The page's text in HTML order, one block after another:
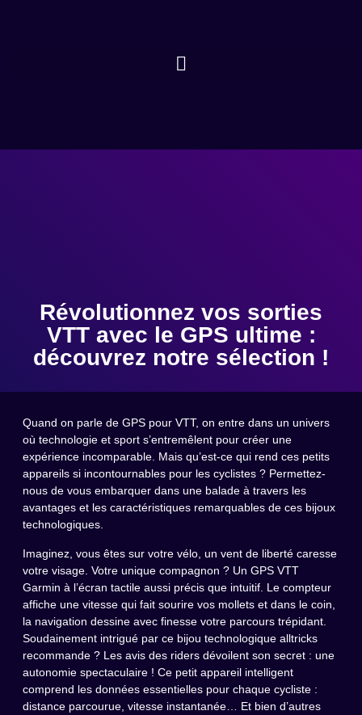
Révolutionnez vos sorties
VTT avec le GPS ultime :
découvrez notre sélection !
Quand on parle de GPS pour VTT, on entre dans un univers
où technologie et sport s’entremêlent pour créer une
expérience incomparable. Mais qu’est-ce qui rend ces petits
appareils si incontournables pour les cyclistes ? Permettez-
nous de vous embarquer dans une balade à travers les
avantages et les caractéristiques remarquables de ces bijoux
technologiques.
Imaginez, vous êtes sur votre vélo, un vent de liberté caresse
votre visage. Votre unique compagnon ? Un GPS VTT
Garmin à l’écran tactile aussi précis que intuitif. Le compteur
affiche une vitesse qui fait sourire vos mollets et dans le coin,
la navigation dessine avec finesse votre parcours trépidant.
Soudainement intrigué par ce bijou technologique alltricks
recommande ? Les avis des riders dévoilent son secret : une
autonomie spectaculaire ! Ce petit appareil intelligent
comprend les données essentielles pour chaque cycliste :
distance parcourue, vitesse instantanée… Et bien d’autres